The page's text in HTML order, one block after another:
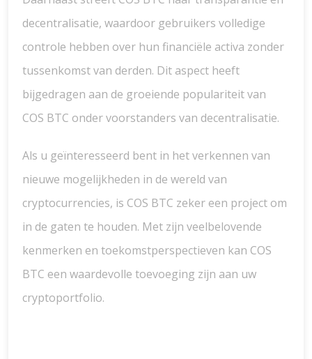
decentralisatie, waardoor gebruikers volledige
controle hebben over hun financiële activa zonder
tussenkomst van derden. Dit aspect heeft
bijgedragen aan de groeiende populariteit van
COS BTC onder voorstanders van decentralisatie.
Als u geïnteresseerd bent in het verkennen van
nieuwe mogelijkheden in de wereld van
cryptocurrencies, is COS BTC zeker een project om
in de gaten te houden. Met zijn veelbelovende
kenmerken en toekomstperspectieven kan COS
BTC een waardevolle toevoeging zijn aan uw
cryptoportfolio.